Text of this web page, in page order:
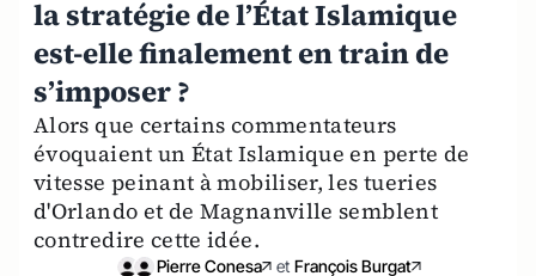
la stratégie de l’État Islamique
est-elle finalement en train de
s’imposer ?
Alors que certains commentateurs
évoquaient un État Islamique en perte de
vitesse peinant à mobiliser, les tueries
d'Orlando et de Magnanville semblent
contredire cette idée.
Pierre Conesa et François Burgat